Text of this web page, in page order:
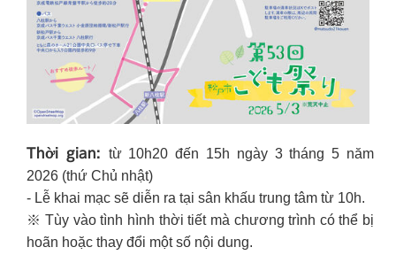
Thời gian: từ 10h20 đến 15h ngày 3 tháng 5 năm
2026 (thứ Chủ nhật)
- Lễ khai mạc sẽ diễn ra tại sân khấu trung tâm từ 10h.
※ Tùy vào tình hình thời tiết mà chương trình có thể bị
hoãn hoặc thay đổi một số nội dung.